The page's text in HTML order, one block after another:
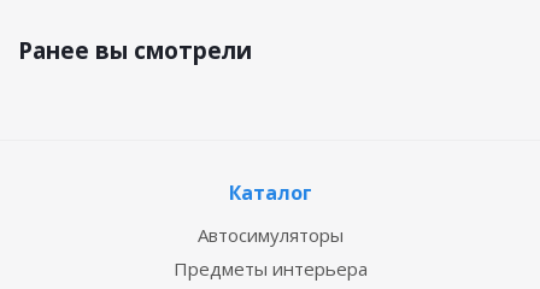
Ранее вы смотрели
Каталог
Автосимуляторы
Предметы интерьера